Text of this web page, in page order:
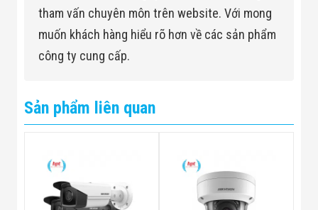
tham vấn chuyên môn trên website. Với mong
muốn khách hàng hiểu rõ hơn về các sản phẩm
công ty cung cấp.
Sản phẩm liên quan